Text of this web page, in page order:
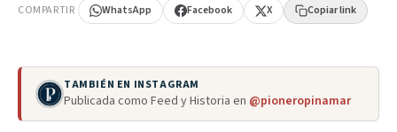
COMPARTIR WhatsApp Facebook X Copiar link
TAMBIÉN EN INSTAGRAM
Publicada como Feed y Historia en @pioneropinamar